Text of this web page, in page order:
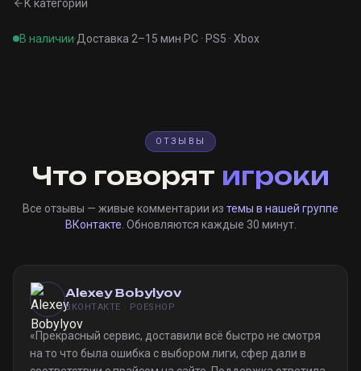
К категории
В наличии·Доставка 2–15 мин·PC · PS5 · Xbox
ОТЗЫВЫ
Что говорят игроки
Все отзывы — живые комментарии из темы в нашей группе
ВКонтакте . Обновляются каждые 30 минут.
Alexey Bobylyov
ВКОНТАКТЕ · POESHOP
«Прекрасный сервис, доставили всё быстро не смотря
на то что была ошибка с выбором лиги, сфер дали в